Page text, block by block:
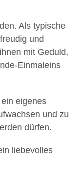
Als typische
und
mit Geduld,
Einmaleins
eigenes
und zu
dürfen.
liebevolles